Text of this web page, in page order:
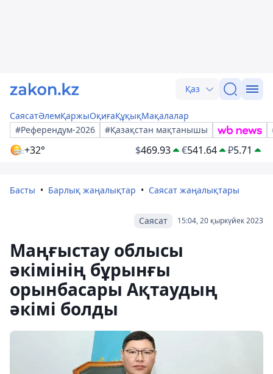
Қаз
СаясатӘлемҚаржыОқиғаҚұқықМақалалар
#Референдум-2026
#Қазақстан мақтанышы
+32° $469.93 €541.64 ₽5.71
Басты Барлық жаңалықтар Саясат жаңалықтары
15:04, 20 қыркүйек 2023
Саясат
Маңғыстау облысы
әкімінің бұрынғы
орынбасары Ақтаудың
әкімі болды